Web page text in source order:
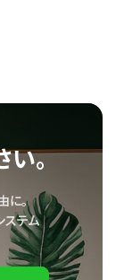
。
に。
ステム